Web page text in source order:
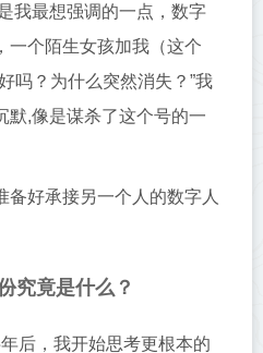
我最想强调的一点，数字
一个陌生女孩加我（这个
吗？为什么突然消失？”我
默,像是谋杀了这个号的一
备好承接另一个人的数字人
究竟是什么？
后，我开始思考更根本的